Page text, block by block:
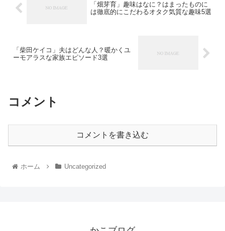
「畑芽育」趣味はなに？はまったものに
は徹底的にこだわるオタク気質な趣味5選
「柴田ケイコ」夫はどんな人？暖かくユ
ーモアラスな家族エピソード3選
コメント
コメントを書き込む
ホーム Uncategorized